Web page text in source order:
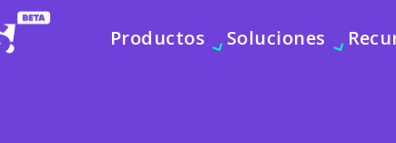
Productos Soluciones